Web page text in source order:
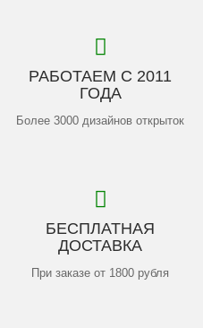
РАБОТАЕМ С 2011
ГОДА
Более 3000 дизайнов открыток
БЕСПЛАТНАЯ
ДОСТАВКА
При заказе от 1800 рубля